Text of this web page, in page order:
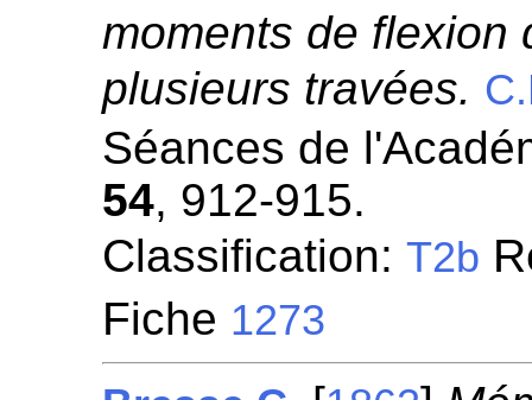
moments de flexion
plusieurs travées.
Séances de
54, 912-915.
Classification:T2b
Fiche 1273